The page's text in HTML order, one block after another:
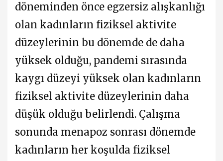
döneminden önce egzersiz alışkanlığı
olan kadınların fiziksel aktivite
düzeylerinin bu dönemde de daha
yüksek olduğu, pandemi sırasında
kaygı düzeyi yüksek olan kadınların
fiziksel aktivite düzeylerinin daha
düşük olduğu belirlendi. Çalışma
sonunda menapoz sonrası dönemde
kadınların her koşulda fiziksel